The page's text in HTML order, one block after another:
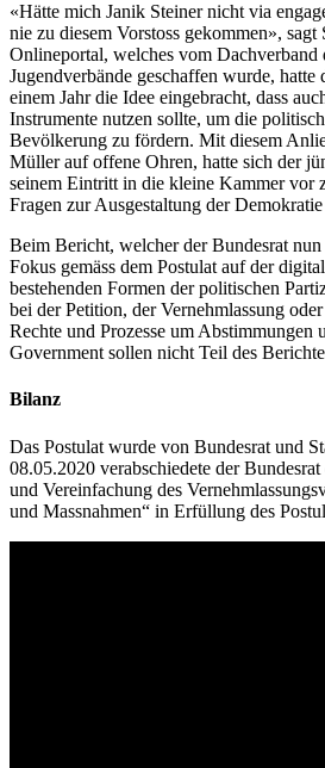
«Hätte mich Janik Steiner nicht via
nie zu diesem Vorstoss gekommen»,
Onlineportal, welches vom Dachverband
Jugendverbände geschaffen wurde,
einem Jahr die Idee eingebracht, dass
Instrumente nutzen sollte, um die
Bevölkerung zu fördern. Mit diesem
Müller auf offene Ohren, hatte sich der
seinem Eintritt in die kleine Kammer vor
Fragen zur Ausgestaltung der Demokratie
Beim Bericht, welcher der Bundesrat
Fokus gemäss dem Postulat auf der
bestehenden Formen der politischen
bei der Petition, der Vernehmlassung
Rechte und Prozesse um Abstimmungen
Government sollen nicht Teil des
Bilanz
Das Postulat wurde von Bundesrat und
08.05.2020 verabschiedete der
und Vereinfachung des
und Massnahmen“ in Erfüllung des